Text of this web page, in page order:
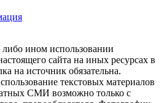
либо ином использовании
сайта на иных ресурсах в
на источник обязательна.
текстовых материалов
СМИ возможно только с